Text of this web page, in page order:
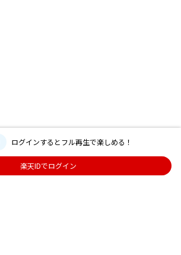
ログインするとフル再生で楽しめる！
楽天IDでログイン